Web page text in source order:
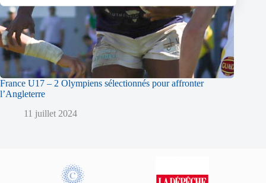
France U17 – 2 Olympiens sélectionnés pour affronter
l’Angleterre
11 juillet 2024